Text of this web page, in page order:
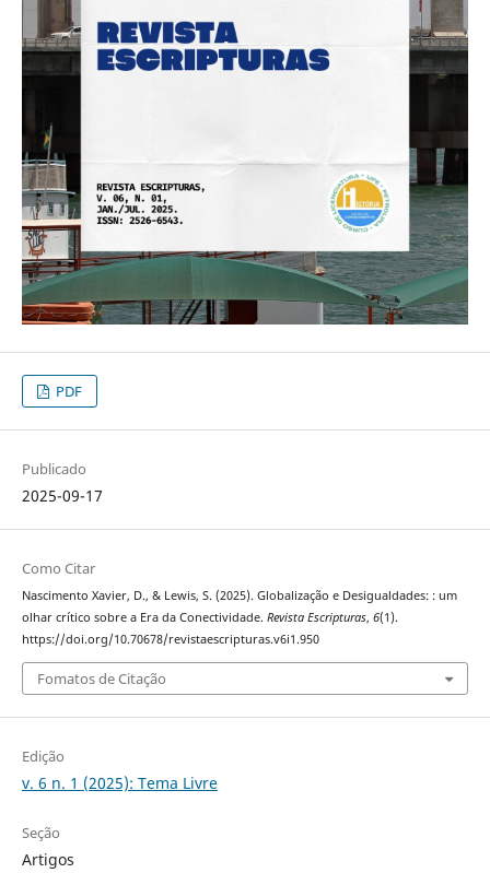
PDF
Publicado
2025-09-17
Como Citar
Nascimento Xavier, D., & Lewis, S. (2025). Globalização e Desigualdades: : um
olhar crítico sobre a Era da Conectividade. Revista Escripturas, 6(1).
https://doi.org/10.70678/revistaescripturas.v6i1.950
Fomatos de Citação
Edição
v. 6 n. 1 (2025): Tema Livre
Seção
Artigos